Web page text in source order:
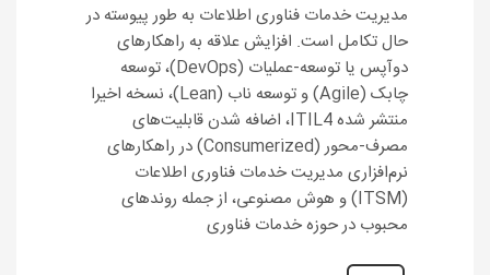
مدیریت خدمات فناوری اطلاعات به طور پیوسته در
حال تکامل است. افزایش علاقه به راهکارهای
دوآپس یا توسعه-عملیات (DevOps)، توسعه
چابک (Agile) و توسعه ناب (Lean)، نسخه اخیرا
منتشر شده ITIL4، اضافه شدن قابلیت‌های
مصرف-محور (Consumerized) در راهکارهای
نرم‌افزاری مدیریت خدمات فناوری اطلاعات
(ITSM) و هوش مصنوعی، از جمله روند‌های
محبوب در حوزه خدمات فناوری